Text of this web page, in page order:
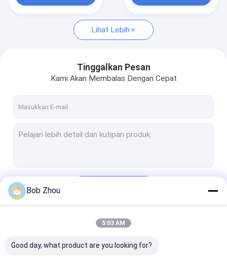
Kabin Pod Pancuran
Pintu Kamar Mandi Kaca Geser
Lihat Lebih
Tinggalkan Pesan
Kami Akan Membalas Dengan Cepat
Bob Zhou
5:03 AM
Good day, what product are you looking for?